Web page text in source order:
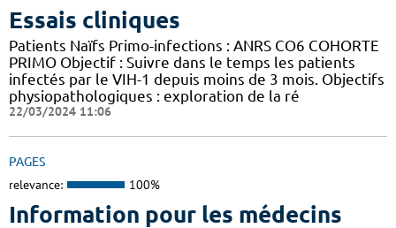
Essais cliniques
Patients Naïfs Primo-infections : ANRS CO6 COHORTE
PRIMO Objectif : Suivre dans le temps les patients
infectés par le VIH-1 depuis moins de 3 mois. Objectifs
physiopathologiques : exploration de la ré
22/03/2024 11:06
PAGES
relevance: 100%
Information pour les médecins